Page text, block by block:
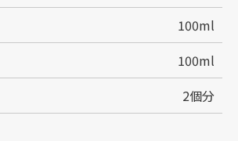
100ml
100ml
2個分